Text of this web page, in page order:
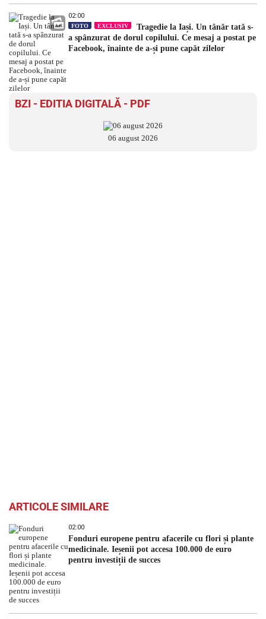
02:00
FOTO EXCLUSIV
Tragedie la Iași. Un tânăr tată s-
a spânzurat de dorul copilului. Ce mesaj a postat pe
Facebook, înainte de a-și pune capăt zilelor
BZI - EDITIA DIGITALĂ - PDF
06 august 2026
ARTICOLE SIMILARE
02:00
Fonduri europene pentru afacerile cu flori și plante
medicinale. Ieșenii pot accesa 100.000 de euro
pentru investiții de succes